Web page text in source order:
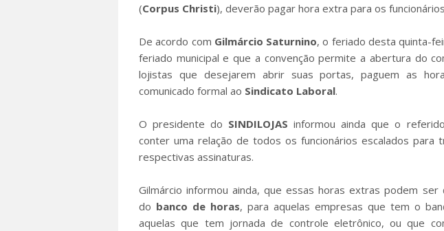
(Corpus Christi), deverão pagar hora extra para os
De acordo com Gilmárcio Saturnino, o feriado desta quinta-
feriado municipal e que a convenção permite a abertura do
lojistas que desejarem abrir suas portas, paguem as
comunicado formal ao Sindicato Laboral.
O presidente do SINDILOJAS informou ainda que o
conter uma relação de todos os funcionários escalados para
respectivas assinaturas.
Gilmárcio informou ainda, que essas horas extras podem ser
do banco de horas, para aquelas empresas que tem o
aquelas que tem jornada de controle eletrônico, ou que